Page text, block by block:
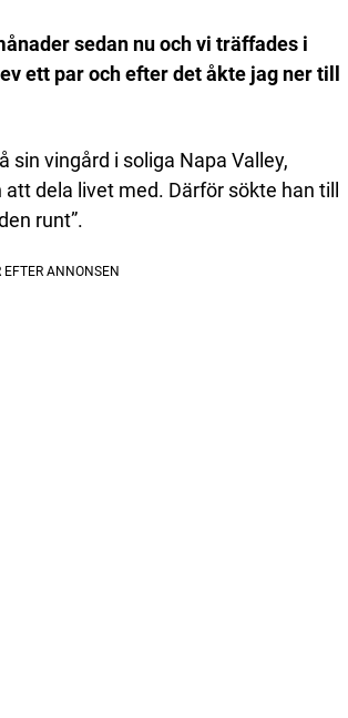
sedan nu och vi träffades i
ett par och efter det åkte jag ner till
sin vingård i soliga Napa Valley,
dela livet med. Därför sökte han till
runt”.